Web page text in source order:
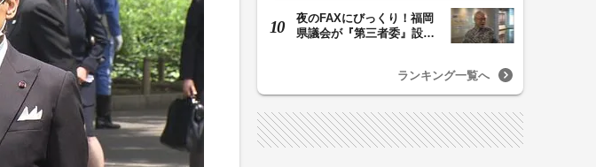
夜のFAXにびっくり！福岡
県議会が『第三者委』設置
ランキング一覧へ